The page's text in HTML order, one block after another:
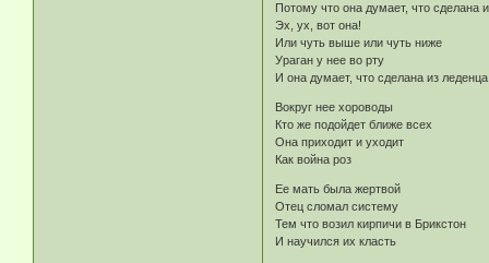
Потому что она думает, что сделана
Эх, ух, вот она!
Или чуть выше или чуть ниже
Ураган у нее во рту
И она думает, что сделана из леденца
Вокруг нее хороводы
Кто же подойдет ближе всех
Она приходит и уходит
Как война роз
Ее мать была жертвой
Отец сломал систему
Тем что возил кирпичи в Брикстон
И научился их класть